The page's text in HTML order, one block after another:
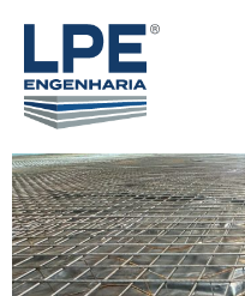
Juntas
e aplicações